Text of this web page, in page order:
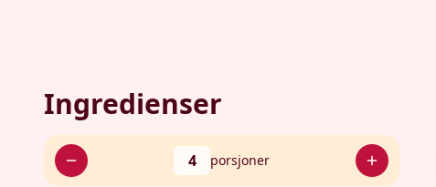
Ingredienser
4 porsjoner